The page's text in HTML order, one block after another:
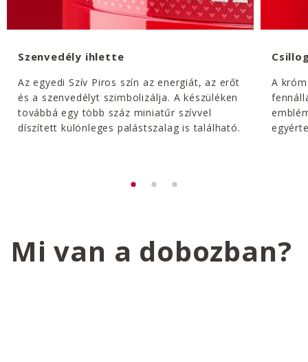
Szenvedély ihlette
Az egyedi Szív Piros szín az energiát, az erőt
és a szenvedélyt szimbolizálja. A készüléken
továbbá egy több száz miniatűr szívvel
díszített különleges palástszalag is található.
A
Mi van a dobozban?